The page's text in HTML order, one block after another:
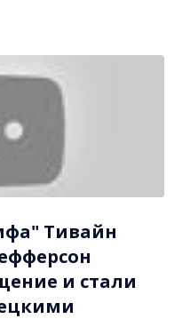
Тивайн
и стали